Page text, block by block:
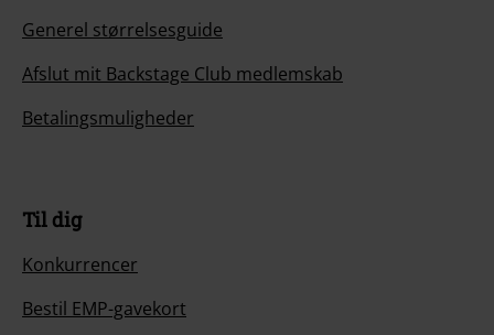
Generel størrelsesguide
Afslut mit Backstage Club medlemskab
Betalingsmuligheder
Til dig
Konkurrencer
Bestil EMP-gavekort